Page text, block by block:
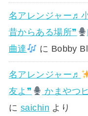
名アレンジャー♬
昔からある場所❞
曲達
に Bobby
名アレンジャー♬
友よ❞
かまやつ
に saichin より